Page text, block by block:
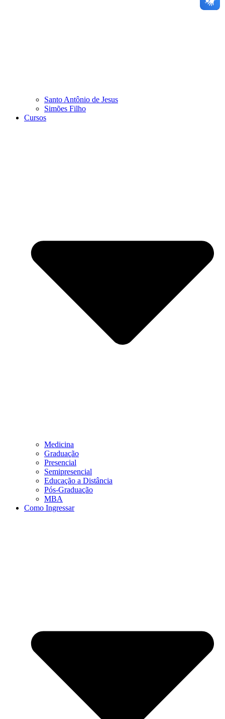
Santo Antônio de Jesus
Simões Filho
Cursos
Medicina
Graduação
Presencial
Semipresencial
Educação a Distância
Pós-Graduação
MBA
Como Ingressar